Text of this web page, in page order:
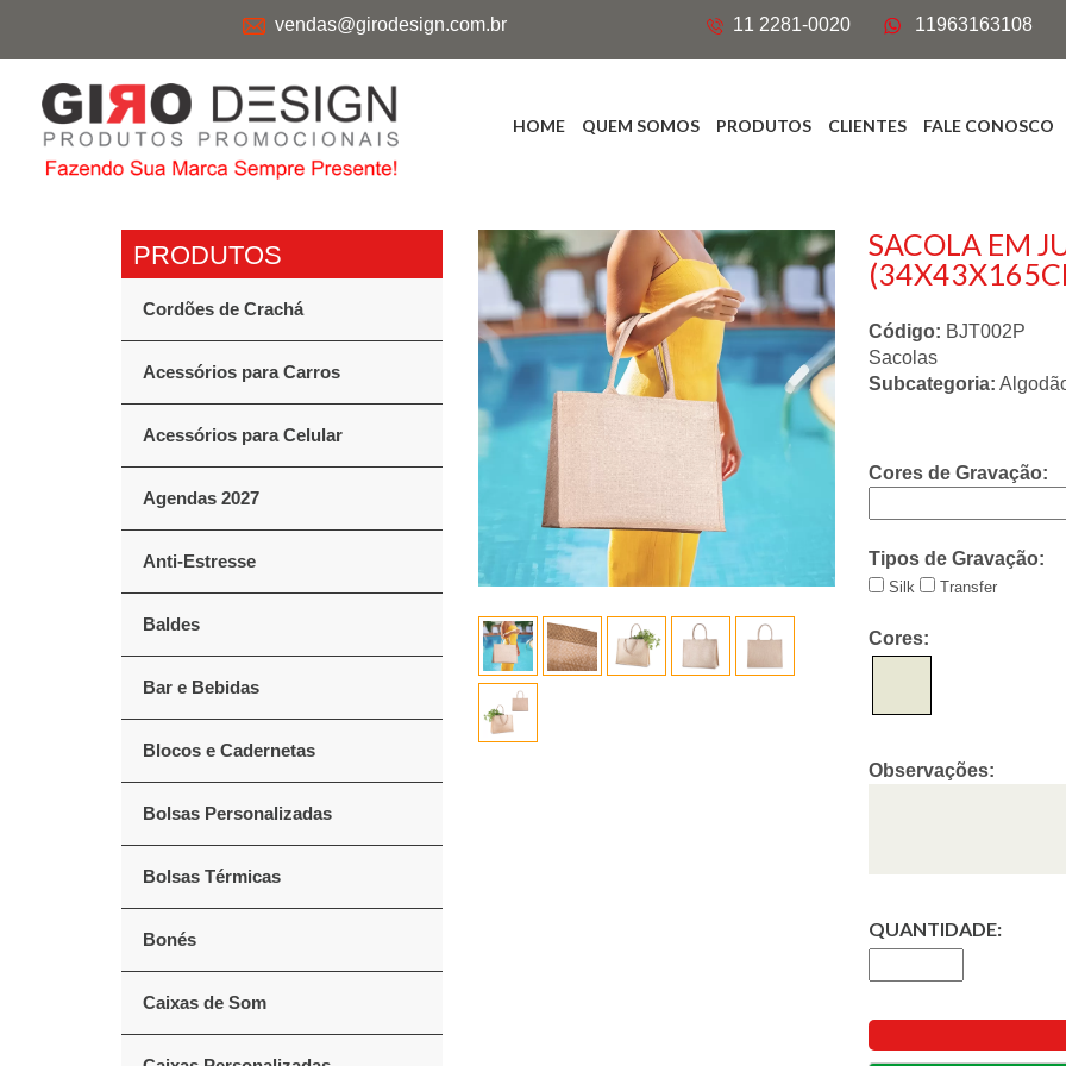
vendas@girodesign.com.br 11 2281-0020 11963163108
HOME QUEM SOMOS PRODUTOS CLIENTES FALE CONOSCO
Cordões de Crachá
Acessórios para Carros
Acessórios para Celular
Agendas 2027
Anti-Estresse
Baldes
Bar e Bebidas
Blocos e Cadernetas
Bolsas Personalizadas
Bolsas Térmicas
Bonés
Caixas de Som
SACOLA EM
Código: BJT002P
Sacolas
Subcategoria:
Cores de Gravação:
Tipos de Gravação:
Silk Transfer
Cores:
Observações:
QUANTIDADE: